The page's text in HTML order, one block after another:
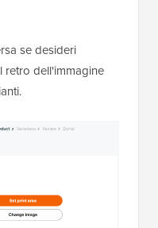
se desideri
retro dell'immagine